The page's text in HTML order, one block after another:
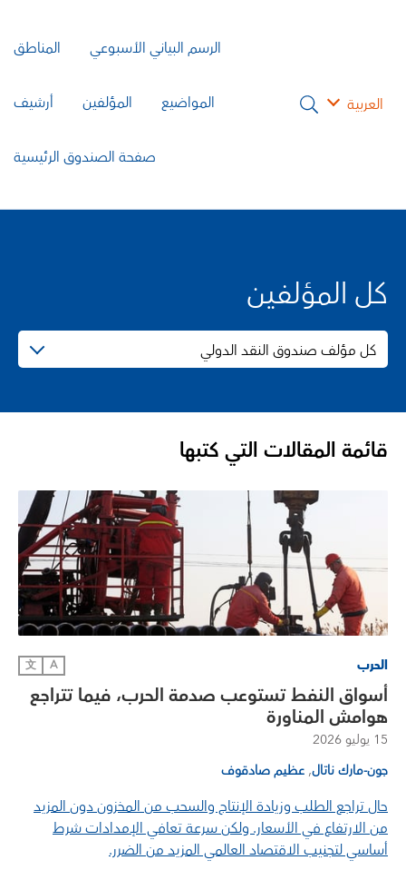
العربية
الرسم البياني الأسبوعي المناطق
المواضيع المؤلفين أرشيف
صفحة الصندوق الرئيسية
كل المؤلفين
كل مؤلف صندوق النقد الدولي
قائمة المقالات التي كتبها
الحرب A
文
أسواق النفط تستوعب صدمة الحرب، فيما تتراجع
هوامش المناورة
15 يوليو 2026
جون-مارك ناتال, عظيم صادقوف
حال تراجع الطلب وزيادة الإنتاج والسحب من المخزون دون المزيد
من الارتفاع في الأسعار. ولكن سرعة تعافي الإمدادات شرط
أساسي لتجنيب الاقتصاد العالمي المزيد من الضرر.